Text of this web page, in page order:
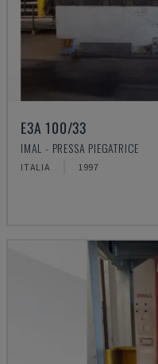
E3A 100/33
IMAL - PRESSA PIEGATRICE
ITALIA 1997